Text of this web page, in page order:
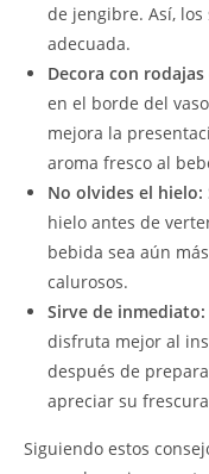
de jengibre. Así,
adecuada.
Decora con
en el borde del
mejora la
aroma fresco al
No olvides el hielo:
hielo antes de
bebida sea aún
calurosos.
Sirve de inmediato:
disfruta mejor al
después de
apreciar su
Siguiendo estos